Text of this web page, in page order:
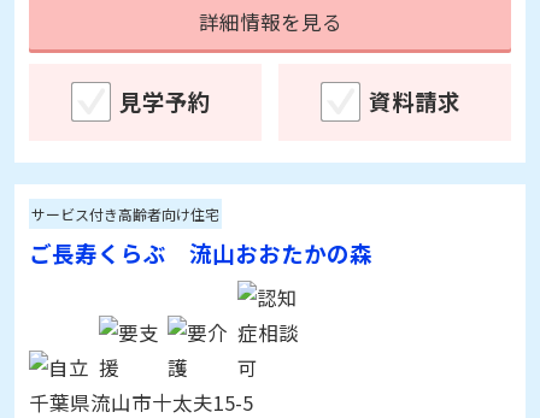
詳細情報を見る
見学予約 資料請求
サービス付き高齢者向け住宅
ご長寿くらぶ 流山おおたかの森
千葉県流山市十太夫15-5